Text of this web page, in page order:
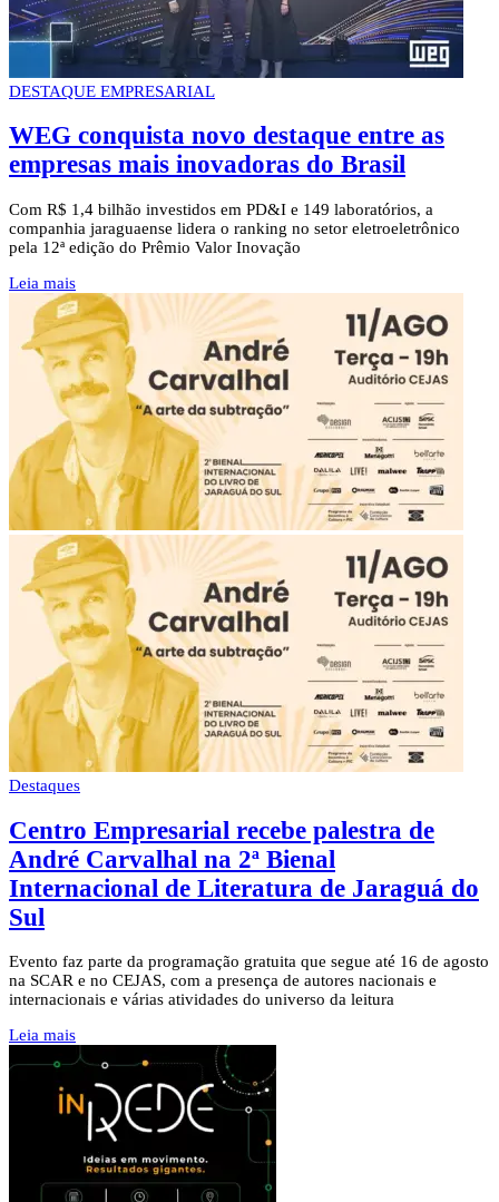
DESTAQUE EMPRESARIAL
WEG conquista novo destaque entre as
empresas mais inovadoras do Brasil
Com R$ 1,4 bilhão investidos em PD&I e 149 laboratórios, a
companhia jaraguaense lidera o ranking no setor eletroeletrônico
pela 12ª edição do Prêmio Valor Inovação
Leia mais
Destaques
Centro Empresarial recebe palestra de
André Carvalhal na 2ª Bienal
Internacional de Literatura de Jaraguá do
Sul
Evento faz parte da programação gratuita que segue até 16 de agosto
na SCAR e no CEJAS, com a presença de autores nacionais e
internacionais e várias atividades do universo da leitura
Leia mais